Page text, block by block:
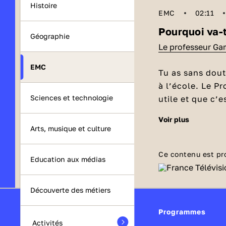
Histoire
Géographie
EMC
Sciences et technologie
Arts, musique et culture
Education aux médias
Découverte des métiers
Activités
EMC 02:11
Pourquoi
Le professeur
Tu as sans
à l’école. Le
utile et que
Sans école,
travailler avec
et fatigantes.
étaient
devaient
Aller à
esprits. Des
voir plus
Ce contenu est
Programmes